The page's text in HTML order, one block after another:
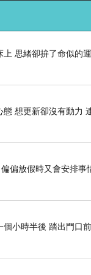
思緒卻拚了命似的
想更新卻沒有動力
偏放假時又會安排事
小時半後 踏出門口